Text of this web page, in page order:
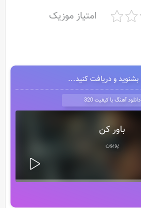
امتیاز موزیک
بشنوید و دریافت کنید...
دانلود آهنگ با کیفیت 320
باور کن
پوبون